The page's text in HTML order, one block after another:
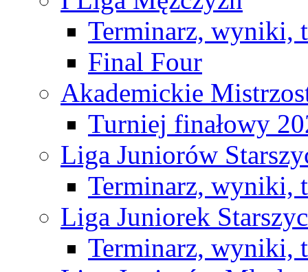
Terminarz, wyniki,
Final Four
Akademickie
Turniej finałowy
Liga Juniorów
Terminarz, wyniki,
Liga Juniorek
Terminarz, wyniki,